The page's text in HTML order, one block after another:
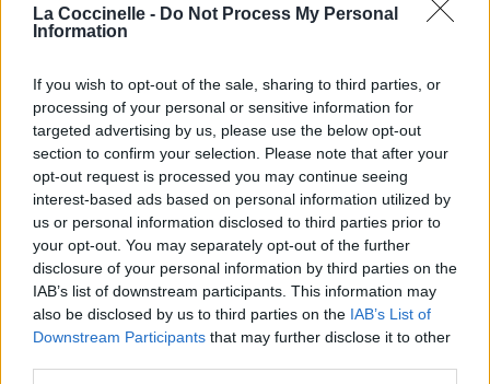
La Coccinelle - Do Not Process My Personal
Information
If you wish to opt-out of the sale, sharing to third parties, or
processing of your personal or sensitive information for
targeted advertising by us, please use the below opt-out
section to confirm your selection. Please note that after your
opt-out request is processed you may continue seeing
interest-based ads based on personal information utilized by
us or personal information disclosed to third parties prior to
your opt-out. You may separately opt-out of the further
disclosure of your personal information by third parties on the
IAB’s list of downstream participants. This information may
also be disclosed by us to third parties on the IAB’s List of
Downstream Participants that may further disclose it to other
Concert/Live Chanson sans vidéo
Chanson sans vidéo
⇑
Paroles + Traduction Téléchargement
Vidéos
Commentaires
Dire «merci» pour cette traduction Corriger une erreur